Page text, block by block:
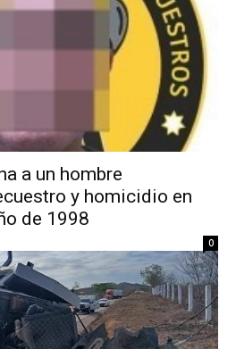
a un hombre
y homicidio en
de 1998
0